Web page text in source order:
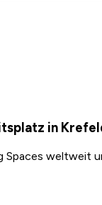
in
weltweit